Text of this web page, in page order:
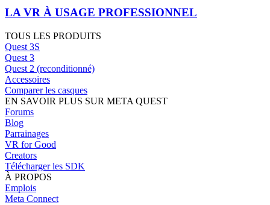
LA VR À USAGE PROFESSIONNEL
TOUS LES PRODUITS
Quest 3S
Quest 3
Quest 2 (reconditionné)
Accessoires
Comparer les casques
EN SAVOIR PLUS SUR META QUEST
Forums
Blog
Parrainages
VR for Good
Creators
Télécharger les SDK
À PROPOS
Emplois
Meta Connect